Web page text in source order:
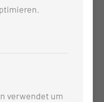
verwendet um